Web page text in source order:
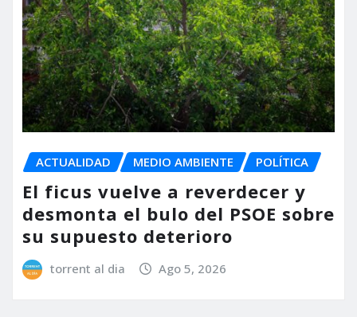
ACTUALIDAD MEDIO AMBIENTE POLÍTICA
El ficus vuelve a reverdecer y
desmonta el bulo del PSOE sobre
su supuesto deterioro
torrent al dia Ago 5, 2026